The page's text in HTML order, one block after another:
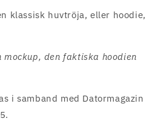
klassisk huvtröja, eller hoodie,
mockup, den faktiska hoodien
i samband med Datormagazin